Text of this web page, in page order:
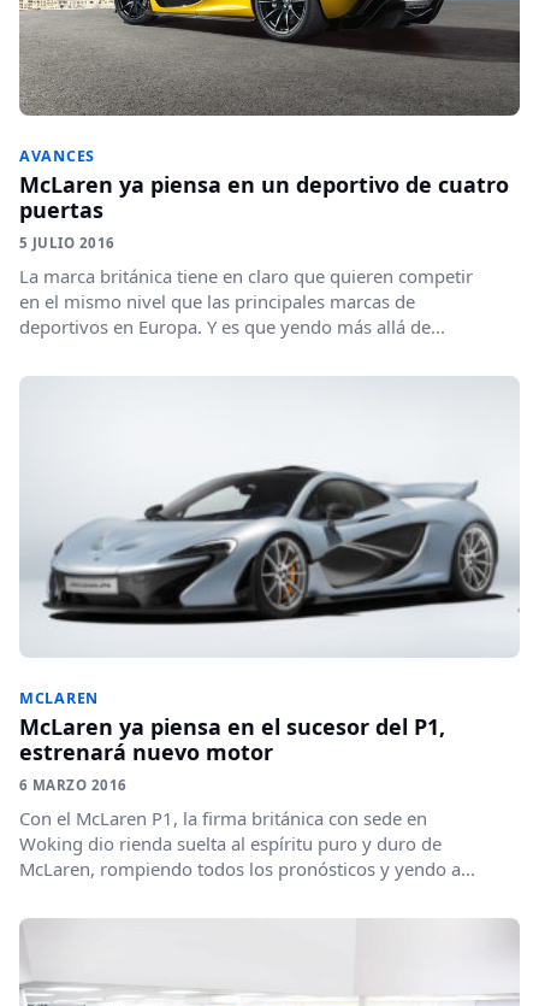
AVANCES
McLaren ya piensa en un deportivo de cuatro
puertas
5 JULIO 2016
La marca británica tiene en claro que quieren competir
en el mismo nivel que las principales marcas de
deportivos en Europa. Y es que yendo más allá de...
MCLAREN
McLaren ya piensa en el sucesor del P1,
estrenará nuevo motor
6 MARZO 2016
Con el McLaren P1, la firma británica con sede en
Woking dio rienda suelta al espíritu puro y duro de
McLaren, rompiendo todos los pronósticos y yendo a...